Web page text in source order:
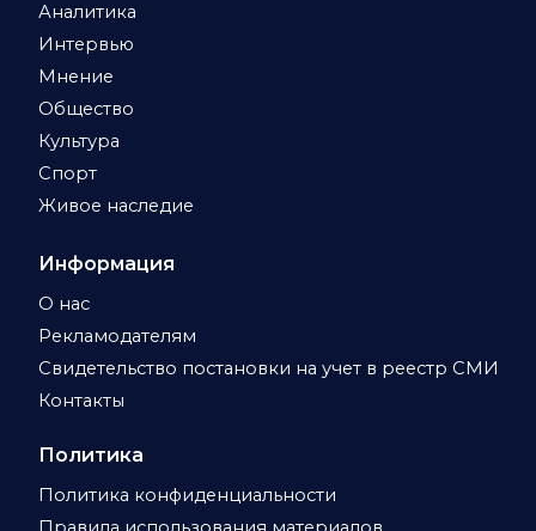
Аналитика
Интервью
Мнение
Общество
Культура
Спорт
Живое наследие
Информация
О нас
Рекламодателям
Свидетельство постановки на учет в реестр СМИ
Контакты
Политика
Политика конфиденциальности